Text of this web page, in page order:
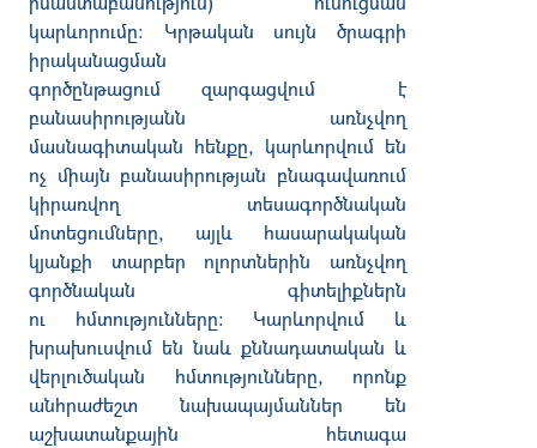
կարևորումը: Կրթական սույն ծրագրի
իրականացման
գործընթացում զարգացվում է
բանասիրությանն առնչվող
մասնագիտական հենքը, կարևորվում են
ոչ միայն բանասիրության բնագավառում
կիրառվող տեսագործնական
մոտեցումները, այլև հասարակական
կյանքի տարբեր ոլորտներին առնչվող
գործնական գիտելիքներն
ու հմտությունները: Կարևորվում և
խրախուսվում են նաև քննադատական և
վերլուծական հմտությունները, որոնք
անհրաժեշտ նախապայմաններ են
աշխատանքային հետագա